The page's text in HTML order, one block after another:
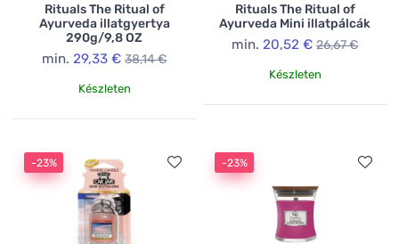
Rituals The Ritual of
Ayurveda illatgyertya
290g/9,8 OZ
min. 29,33 € 38,14 €
Készleten
Rituals The Ritual of
Ayurveda Mini illatpálcák
min. 20,52 € 26,67 €
Készleten
-23% -23%